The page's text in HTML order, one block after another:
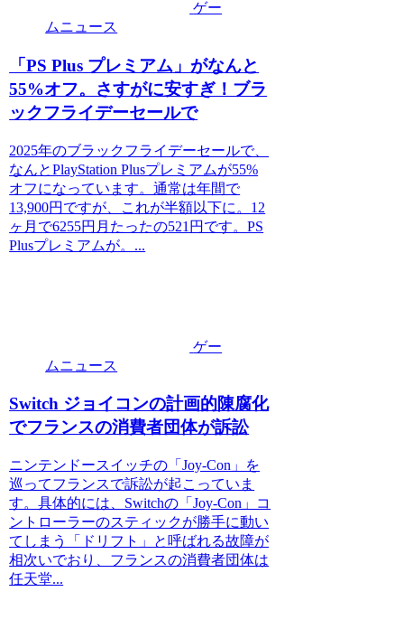
ゲー
ムニュース
「PS Plus プレミアム」がなんと
55%オフ。さすがに安すぎ！ブラ
ックフライデーセールで
2025年のブラックフライデーセールで、
なんとPlayStation Plusプレミアムが55%
オフになっています。通常は年間で
13,900円ですが、これが半額以下に。12
ヶ月で6255円月たったの521円です。PS
Plusプレミアムが。...
ゲー
ムニュース
Switch ジョイコンの計画的陳腐化
でフランスの消費者団体が訴訟
ニンテンドースイッチの「Joy-Con」を
巡ってフランスで訴訟が起こっていま
す。具体的には、Switchの「Joy-Con」コ
ントローラーのスティックが勝手に動い
てしまう「ドリフト」と呼ばれる故障が
相次いでおり、フランスの消費者団体は
任天堂...